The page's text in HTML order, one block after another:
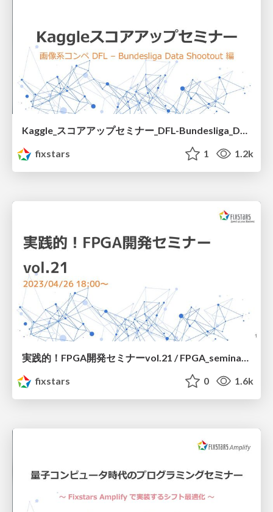
Kaggle_スコアアップセミナー_DFL-Bundesliga_Data_Shootout編/Kaggle_fixstars_corporation_20230509
fixstars
1 1.2k
fixstars
0 1.6k